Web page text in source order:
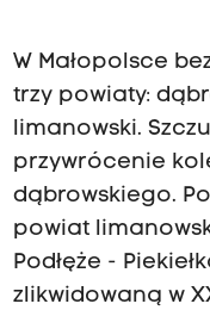
W Małopolsce
trzy powiaty:
limanowski.
przywrócenie
dąbrowskiego.
powiat
Podłęże -
zlikwidowaną w